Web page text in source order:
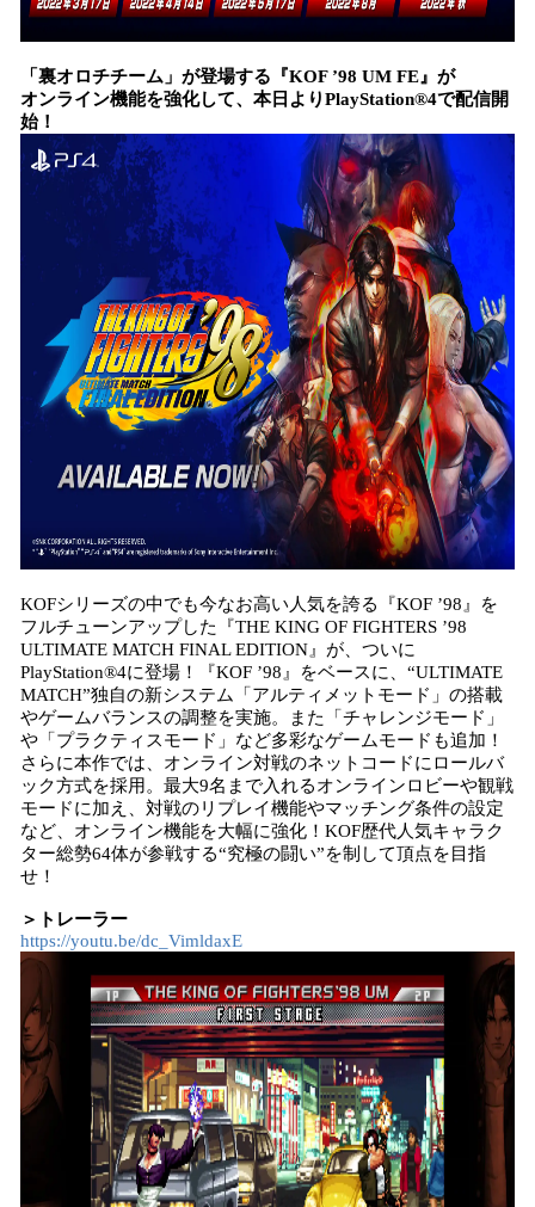
「裏オロチチーム」が登場する『KOF ’98 UM FE』が
オンライン機能を強化して、本日よりPlayStation®4で配信開
始！
KOFシリーズの中でも今なお高い人気を誇る『KOF ’98』を
フルチューンアップした『THE KING OF FIGHTERS ’98
ULTIMATE MATCH FINAL EDITION』が、ついに
PlayStation®4に登場！『KOF ’98』をベースに、“ULTIMATE
MATCH”独自の新システム「アルティメットモード」の搭載
やゲームバランスの調整を実施。また「チャレンジモード」
や「プラクティスモード」など多彩なゲームモードも追加！
さらに本作では、オンライン対戦のネットコードにロールバ
ック方式を採用。最大9名まで入れるオンラインロビーや観戦
モードに加え、対戦のリプレイ機能やマッチング条件の設定
など、オンライン機能を大幅に強化！KOF歴代人気キャラク
ター総勢64体が参戦する“究極の闘い”を制して頂点を目指
せ！
＞トレーラー
https://youtu.be/dc_VimldaxE